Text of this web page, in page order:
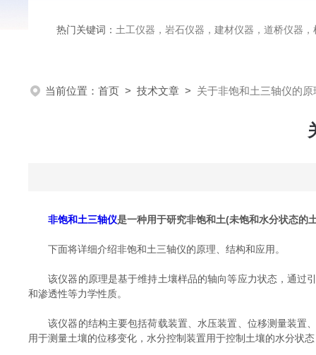
热门关键词： 土工仪器，岩石仪器，建材仪器，道桥仪器，检测
当前位置： 首页 > 技术文章 > 关于非饱和土三轴仪的
非饱和土三轴仪是一种用于研究非饱和土(未饱和水分状态的
下面将详细介绍非饱和土三轴仪的原理、结构和应用。
该仪器的原理是基于维持土壤样品的轴向等应力状态，通过引
和渗透性等力学性质。
该仪器的结构主要包括荷载装置、水压装置、位移测量装置、
用于测量土壤的位移变化，水分控制装置用于控制土壤的水分状